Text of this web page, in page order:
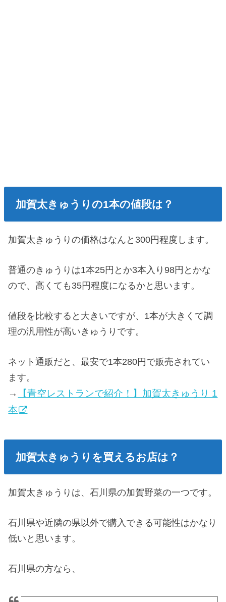
加賀太きゅうりの1本の値段は？
加賀太きゅうりの価格はなんと300円程度します。
普通のきゅうりは1本25円とか3本入り98円とかな
ので、高くても35円程度になるかと思います。
値段を比較すると大きいですが、1本が大きくて調
理の汎用性が高いきゅうりです。
ネット通販だと、最安で1本280円で販売されてい
ます。
→
【青空レストランで紹介！】加賀太きゅうり 1
本
加賀太きゅうりを買えるお店は？
加賀太きゅうりは、石川県の加賀野菜の一つです。
石川県や近隣の県以外で購入できる可能性はかなり
低いと思います。
石川県の方なら、